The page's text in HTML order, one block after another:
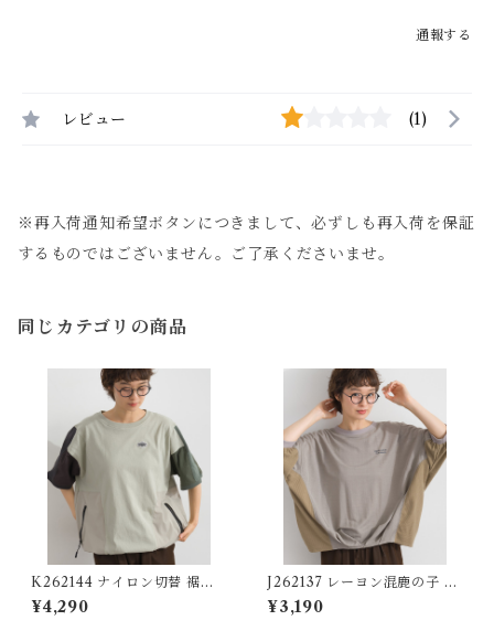
通報する
レビュー (1)
※再入荷通知希望ボタンにつきまして、必ずしも再入荷を保証
するものではございません。ご了承くださいませ。
同じカテゴリの商品
K262144 ナイロン切替 裾ド
ロストプルオーバー / Nylon-
Panel Drawstring-Hem Pul
¥4,290
J262137 レーヨン混鹿の子 異
素材切替コクーンプルオーバ
ー / Rayon-Blend Piqué Mi
¥3,190